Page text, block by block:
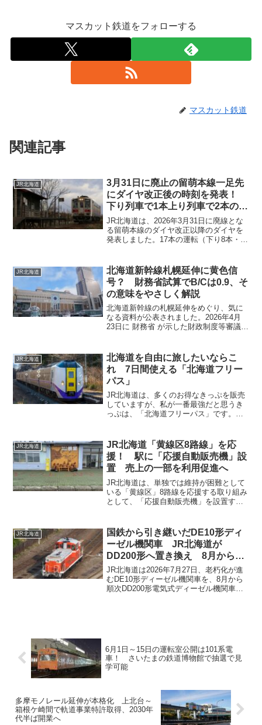
マスカット鉄道をフォローする
マスカット鉄道
関連記事
JR北海道
3月31日に廃止の留萌本線一足先
にダイヤ改正後の時刻を発表！
下り列車で1本上り列車で2本の増
発
JR北海道は、2026年3月31日に廃線とな
る留萌本線のダイヤ改正以降のダイヤを
発表しました。17本の運転（下り8本・上
正（2026年3月14日）後はなくなります
ので...
JR北海道
北海道新幹線札幌延伸に黄色信
号？ 財務省試算でB/Cは0.9、そ
の意味をやさしく解説
北海道新幹線の札幌延伸をめぐり、気に
なる資料が公表されました。2026年4月
23日に 財務省 が示した財政制度等審議会
程度にとどまるという試算が明らかにな
っていま...
JR北海道
北海道を自由に旅したいならこ
れ 7日間使える「北海道フリー
パス」
JR北海道は、多くのお得なきっぷを販売
していますが、私が一番最強だと思うき
っぷは、「北海道フリーパス」です。な
なっています。特急列車が全席指定席に
なった関係で若干使いにくくはなりまし
たが、それでも最強のきっぷと言えるで
しょう。
JR北海道
JR北海道「黄線区8路線」を応
援！ 駅に「応援自動販売機」設
置 売上の一部を利用促進へ
JR北海道は、単独では維持が困難として
いる「黄線区」8路線を応援する取り組み
として、「応援自動販売機」を設置する
ることで、沿線地域や利用者に路線の現
状を知ってもらい、応...
JR北海道
国鉄から引き継いだDE10形ディ
ーゼル機関車 JR北海道が
DD200形へ置き換え 8月から順
次運用開始
JR北海道は2026年7月27日、老朽化が進
むDE10形ディーゼル機関車を、8月から
順次DD200形電気式ディーゼル機関車へ
6月1日～15日の運転室公開は101系電
車！ さいたまの鉄道博物館で抽選で見
学可能
多摩モノレール延伸が本格化 上北台～
箱根ケ崎間で軌道事業特許取得、2030年
代半ば開業へ